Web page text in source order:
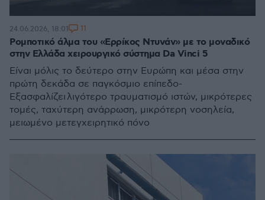
Ρομποτικό άλμα του «Ερρίκος Ντυνάν» με το μοναδικό
στην Ελλάδα χειρουργικό σύστημα Da Vinci 5
Είναι μόλις το δεύτερο στην Ευρώπη και μέσα στην
πρώτη δεκάδα σε παγκόσμιο επίπεδο-
Εξασφαλίζει λιγότερο τραυματισμό ιστών, μικρότερες
τομές, ταχύτερη ανάρρωση, μικρότερη νοσηλεία,
μειωμένο μετεγχειρητικό πόνο
24.06.2026, 18:01 11